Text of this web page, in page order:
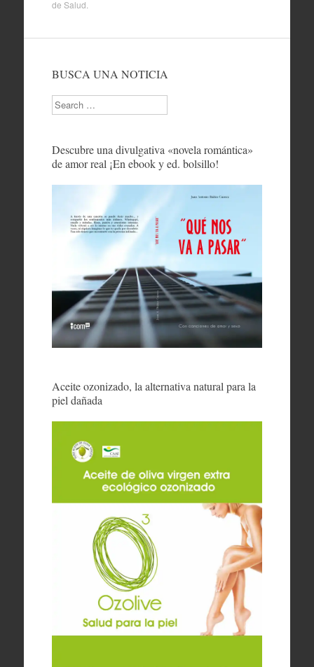
de Salud
BUSCA UNA NOTICIA
Search
Descubre una divulgativa «novela romántica»
de amor real ¡En ebook y ed. bolsillo!
Aceite ozonizado, la alternativa natural para la
piel dañada